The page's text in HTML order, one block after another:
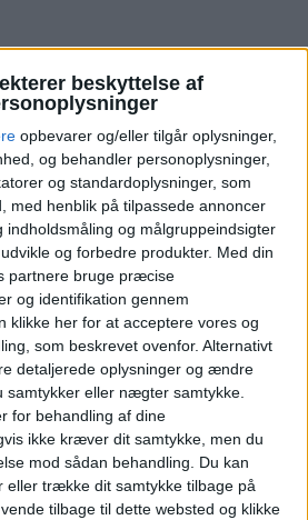
beskyttelse af
opbevarer og/eller tilgår oplysninger,
og behandler personoplysninger,
og standardoplysninger, som
med henblik på tilpassede annoncer
indholdsmåling og målgruppeindsigter
og forbedre produkter. Med din
partnere bruge præcise
og identifikation gennem
klikke her for at acceptere vores og
som beskrevet ovenfor. Alternativt
detaljerede oplysninger og ændre
eller nægter samtykke.
for behandling af dine
ikke kræver dit samtykke, men du
mod sådan behandling. Du kan
trække dit samtykke tilbage på
tilbage til dette websted og klikke
løfter drift og
infrastruktur og service
over 525.000 passagerer og